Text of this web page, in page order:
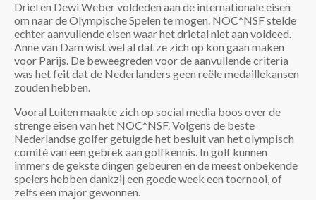
Driel en Dewi Weber voldeden aan de internationale eisen
om naar de Olympische Spelen te mogen. NOC*NSF stelde
echter aanvullende eisen waar het drietal niet aan voldeed.
Anne van Dam wist wel al dat ze zich op kon gaan maken
voor Parijs. De beweegreden voor de aanvullende criteria
was het feit dat de Nederlanders geen reële medaillekansen
zouden hebben.
Vooral Luiten maakte zich op social media boos over de
strenge eisen van het NOC*NSF. Volgens de beste
Nederlandse golfer getuigde het besluit van het olympisch
comité van een gebrek aan golfkennis. In golf kunnen
immers de gekste dingen gebeuren en de meest onbekende
spelers hebben dankzij een goede week een toernooi, of
zelfs een major gewonnen.